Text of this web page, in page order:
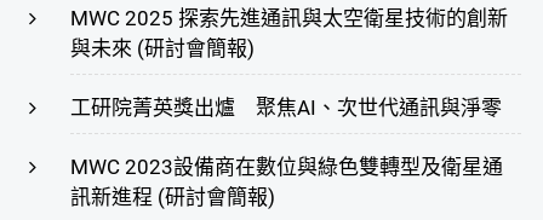
MWC 2025 探索先進通訊與太空衛星技術的創新
與未來 (研討會簡報)
工研院菁英獎出爐 聚焦AI、次世代通訊與淨零
MWC 2023設備商在數位與綠色雙轉型及衛星通
訊新進程 (研討會簡報)